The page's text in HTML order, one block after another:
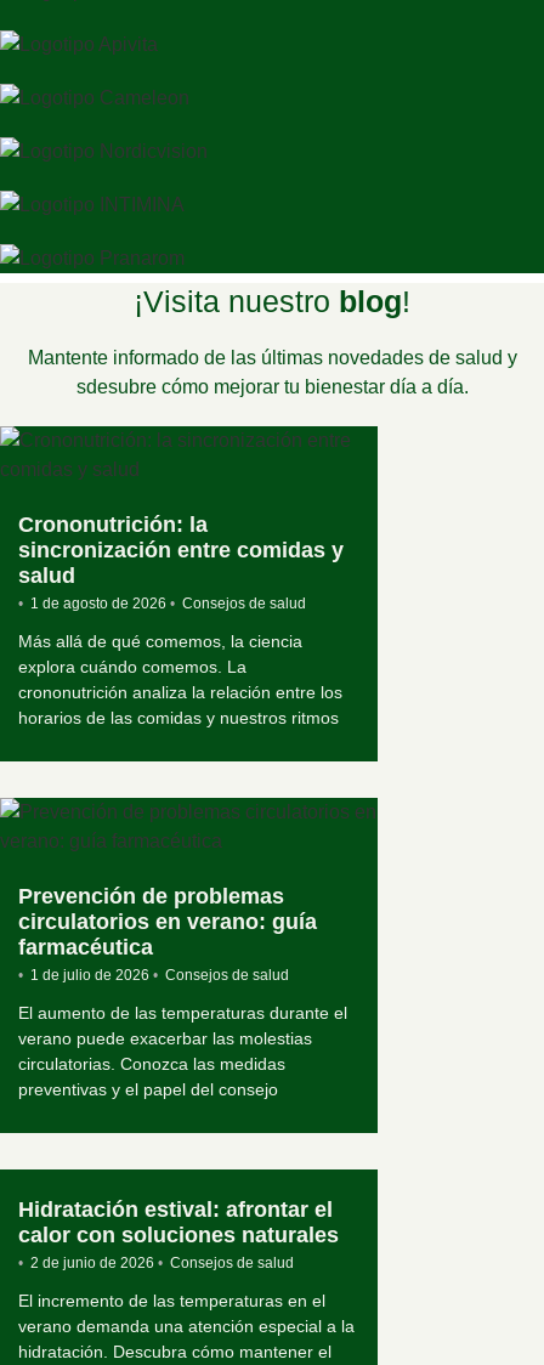
¡Visita nuestro blog!
Mantente informado de las últimas novedades de salud y
sdesubre cómo mejorar tu bienestar día a día.
Crononutrición: la
sincronización entre comidas y
salud
• 1 de agosto de 2026 • Consejos de salud
Más allá de qué comemos, la ciencia
explora cuándo comemos. La
crononutrición analiza la relación entre los
horarios de las comidas y nuestros ritmos
Prevención de problemas
circulatorios en verano: guía
farmacéutica
• 1 de julio de 2026 • Consejos de salud
El aumento de las temperaturas durante el
verano puede exacerbar las molestias
circulatorias. Conozca las medidas
preventivas y el papel del consejo
Hidratación estival: afrontar el
calor con soluciones naturales
• 2 de junio de 2026 • Consejos de salud
El incremento de las temperaturas en el
verano demanda una atención especial a la
hidratación. Descubra cómo mantener el